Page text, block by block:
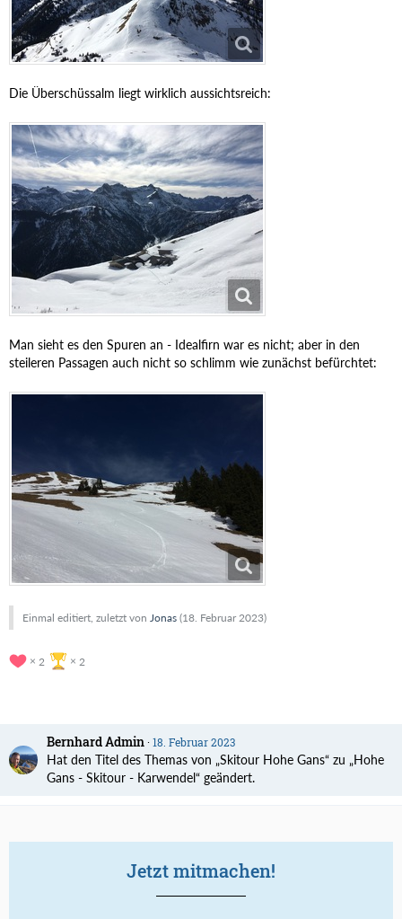
Die Überschüssalm liegt wirklich aussichtsreich:
Man sieht es den Spuren an - Idealfirn war es nicht; aber in den
steileren Passagen auch nicht so schlimm wie zunächst befürchtet:
Einmal editiert, zuletzt von Jonas (18. Februar 2023)
2 2
Bernhard Admin 18. Februar 2023
Hat den Titel des Themas von „Skitour Hohe Gans“ zu „Hohe
Gans - Skitour - Karwendel“ geändert.
Jetzt mitmachen!